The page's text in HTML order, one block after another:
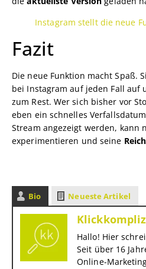
Instagram stellt die neue
Fazit
Die neue Funktion macht Spaß.
bei Instagram auf jeden Fall
zum Rest. Wer sich bisher vor
eben ein schnelles
Stream angezeigt werden, kann
experimentieren und seine
Bio Neueste Artikel
Hallo! Hier
Seit über 16
Online-